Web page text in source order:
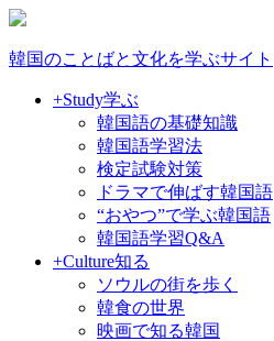
韓国のことばと文化を学ぶサイト
+Study学ぶ
韓国語の基礎知識
韓国語学習法
検定試験対策
ドラマで伸ばす韓国語
“おやつ”で学ぶ韓国語
韓国語学習Q&A
+Culture知る
ソウルの街を歩く
韓食の世界
映画で知る韓国